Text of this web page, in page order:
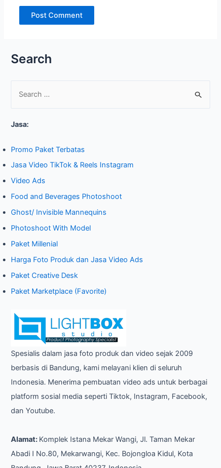
Search
e
a
c
h
f
o
r
:
Jasa:
Promo Paket Terbatas
Jasa Video TikTok & Reels Instagram
Video Ads
Food and Beverages Photoshoot
Ghost/ Invisible Mannequins
Photoshoot With Model
Paket Millenial
Harga Foto Produk dan Jasa Video Ads
Paket Creative Desk
Paket Marketplace (Favorite)
Spesialis dalam jasa foto produk dan video sejak 2009
berbasis di Bandung, kami melayani klien di seluruh
Indonesia. Menerima pembuatan video ads untuk berbagai
platform sosial media seperti Tiktok, Instagram, Facebook,
dan Youtube.
Alamat: Komplek Istana Mekar Wangi, Jl. Taman Mekar
Abadi I No.80, Mekarwangi, Kec. Bojongloa Kidul, Kota